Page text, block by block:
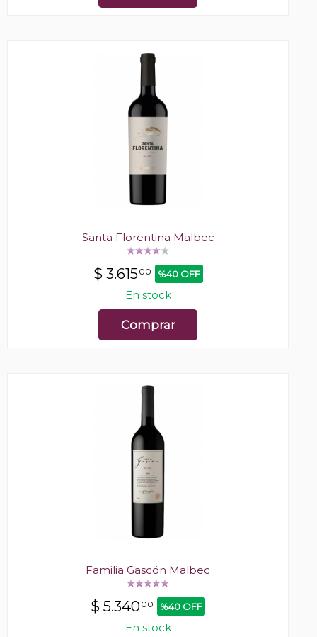
Santa Florentina Malbec
$ 3.61500 %40 OFF
En stock
Comprar
Familia Gascón Malbec
$ 5.34000 %40 OFF
En stock